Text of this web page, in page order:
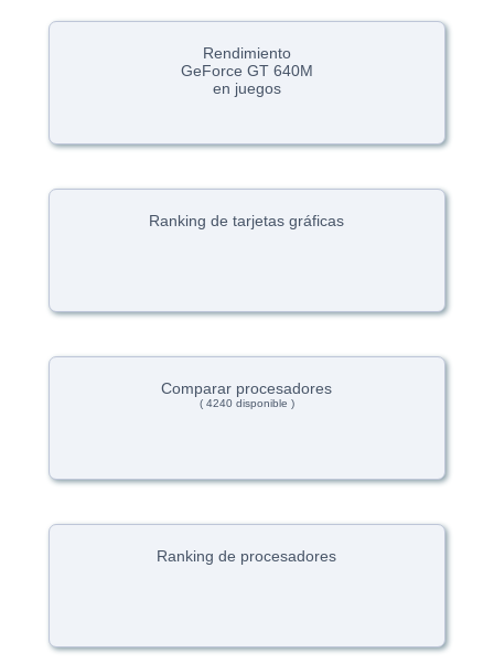
Rendimiento
GeForce GT 640M
en juegos
Ranking de tarjetas gráficas
Comparar procesadores
( 4240 disponible )
Ranking de procesadores